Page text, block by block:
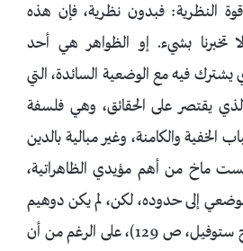
النظرية: فبدون نظرية، فإن هذه
تخبرنا بشيء. إو الظواهر هي أحد
فيه مع الوضعية السائدة، التي
يقتصر على الحقائق، وهي فلسفة
الخفية والكامنة، وغير مبالية بالدين
ماخ من أهم مؤيدي الظاهراتية،
إلى حدوده، لكن، لم يكن دوهيم
من أتباع ماخ (كما يقترح ستوفيل، ص 129)، على الرغم من أن